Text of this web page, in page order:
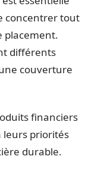
concentrer tout
placement.
différents
couverture
financiers
leurs priorités
durable.